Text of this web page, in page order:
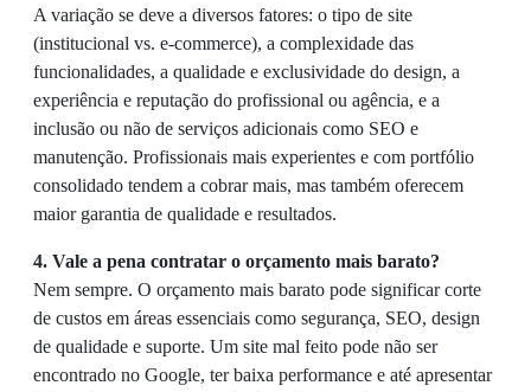
A variação se deve a diversos fatores: o tipo de site
(institucional vs. e-commerce), a complexidade das
funcionalidades, a qualidade e exclusividade do design, a
experiência e reputação do profissional ou agência, e a
inclusão ou não de serviços adicionais como SEO e
manutenção. Profissionais mais experientes e com portfólio
consolidado tendem a cobrar mais, mas também oferecem
maior garantia de qualidade e resultados.
4. Vale a pena contratar o orçamento mais barato?
Nem sempre. O orçamento mais barato pode significar corte
de custos em áreas essenciais como segurança, SEO, design
de qualidade e suporte. Um site mal feito pode não ser
encontrado no Google, ter baixa performance e até apresentar